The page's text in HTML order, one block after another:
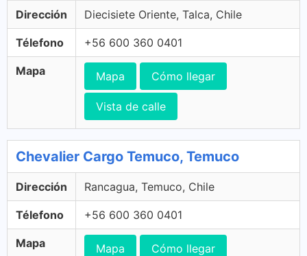
Dirección Diecisiete Oriente, Talca, Chile
Télefono +56 600 360 0401
Mapa Mapa Cómo llegar
Vista de calle
Chevalier Cargo Temuco, Temuco
Dirección Rancagua, Temuco, Chile
Télefono +56 600 360 0401
Mapa Mapa Cómo llegar